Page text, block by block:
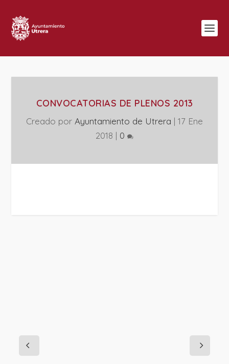
CONVOCATORIAS DE PLENOS 2013
Creado por Ayuntamiento de Utrera | 17 Ene
2018 | 0